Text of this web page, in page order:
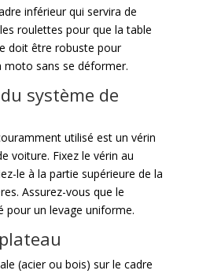
inférieur qui servira de
roulettes pour que la table
doit être robuste pour
moto sans se déformer.
système de
utilisé est un vérin
voiture. Fixez le vérin au
le à la partie supérieure de la
Assurez-vous que le
pour un levage uniforme.
(acier ou bois) sur le cadre